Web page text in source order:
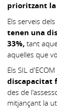
prioritzant
Els serveis dels
tenen una
33%, tant
aquelles que
Els SIL d'ECOM
discapacitat
des de
mitjançant la